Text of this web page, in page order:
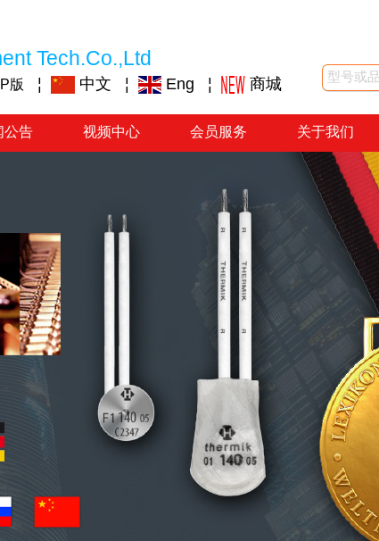
Tech.Co.,Ltd
版 ¦ 中文 ¦ Eng ¦ 商城
公告 视频中心 会员服务 关于我们